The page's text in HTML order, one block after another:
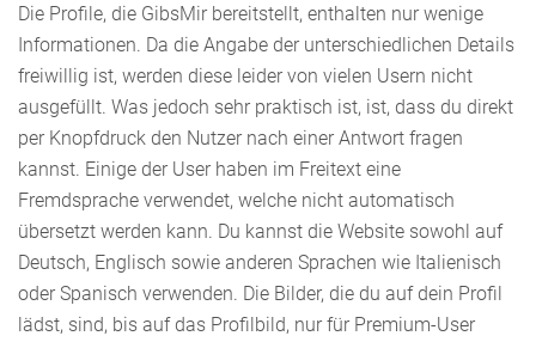
Die Profile, die GibsMir bereitstellt, enthalten nur wenige
Informationen. Da die Angabe der unterschiedlichen Details
freiwillig ist, werden diese leider von vielen Usern nicht
ausgefüllt. Was jedoch sehr praktisch ist, ist, dass du direkt
per Knopfdruck den Nutzer nach einer Antwort fragen
kannst. Einige der User haben im Freitext eine
Fremdsprache verwendet, welche nicht automatisch
übersetzt werden kann. Du kannst die Website sowohl auf
Deutsch, Englisch sowie anderen Sprachen wie Italienisch
oder Spanisch verwenden. Die Bilder, die du auf dein Profil
lädst, sind, bis auf das Profilbild, nur für Premium-User